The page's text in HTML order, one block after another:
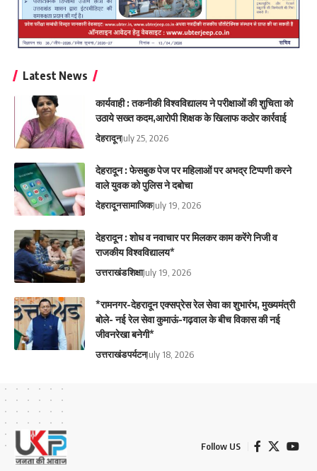
Latest News
कार्यवाही : तकनीकी विश्वविद्यालय ने परीक्षाओं की शुचिता को
उठाये सख्त कदम,आरोपी शिक्षक के खिलाफ कठोर कार्रवाई
देहरादूनJuly 25, 2026
देहरादून : फेसबुक पेज पर महिलाओं पर अभद्र टिप्पणी करने
वाले युवक को पुलिस ने दबोचा
देहरादूनसामाजिकJuly 19, 2026
देहरादून : शोध व नवाचार पर मिलकर काम करेंगे निजी व
राजकीय विश्वविद्यालय*
उत्तराखंडशिक्षाJuly 19, 2026
*रामनगर-देहरादून एक्सप्रेस रेल सेवा का शुभारंभ, मुख्यमंत्री
बोले- नई रेल सेवा कुमाऊं-गढ़वाल के बीच विकास की नई
जीवनरेखा बनेगी*
उत्तराखंडपर्यटनJuly 18, 2026
Follow US